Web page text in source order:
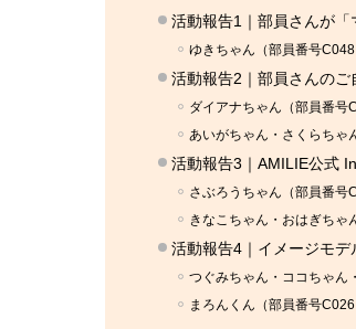
活動報告1｜部員さんが「
ゆきちゃん（部員番号C048
活動報告2｜部員さんの
ダイアナちゃん（部員番号
あいがちゃん・さくらちゃ
活動報告3｜AMILIE公式
さぶろうちゃん（部員番号
きなこちゃん・おはぎちゃ
活動報告4｜イメージモ
つぐみちゃん・ココちゃん
まろんくん（部員番号C026